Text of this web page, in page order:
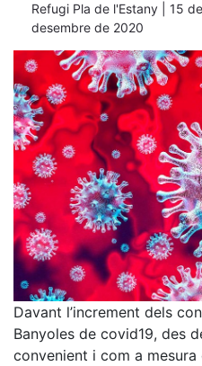
Refugi Pla de l'Estany | 15 de
desembre de 2020
Davant l’increment dels
Banyoles de covid19, des
convenient i com a mesura